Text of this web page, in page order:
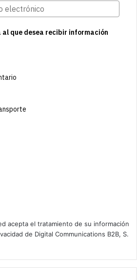
al que desea recibir información
acepta el tratamiento de su información
de Digital Communications B2B, S.